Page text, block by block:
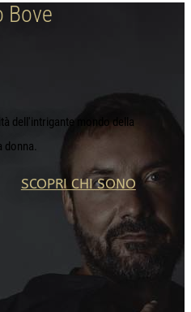
Bove
dell'intrigante mondo della
donna.
SCOPRI CHI SONO